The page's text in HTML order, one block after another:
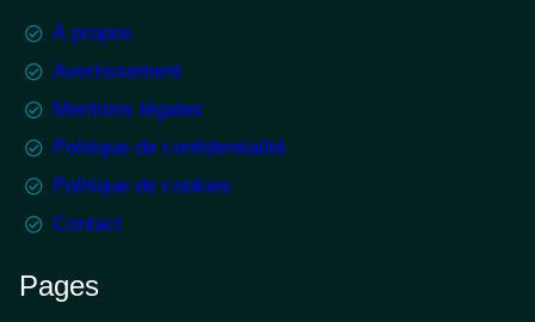
À propos
Avertissement
Mentions légales
Politique de confidentialité
Politique de cookies
Contact
Pages